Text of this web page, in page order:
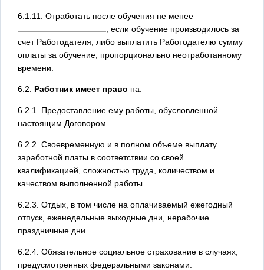
6.1.11. Отработать после обучения не менее
, если обучение производилось за
счет Работодателя, либо выплатить Работодателю сумму
оплаты за обучение, пропорционально неотработанному
времени.
6.2. Работник имеет право на:
6.2.1. Предоставление ему работы, обусловленной
настоящим Договором.
6.2.2. Своевременную и в полном объеме выплату
заработной платы в соответствии со своей
квалификацией, сложностью труда, количеством и
качеством выполненной работы.
6.2.3. Отдых, в том числе на оплачиваемый ежегодный
отпуск, еженедельные выходные дни, нерабочие
праздничные дни.
6.2.4. Обязательное социальное страхование в случаях,
предусмотренных федеральными законами.